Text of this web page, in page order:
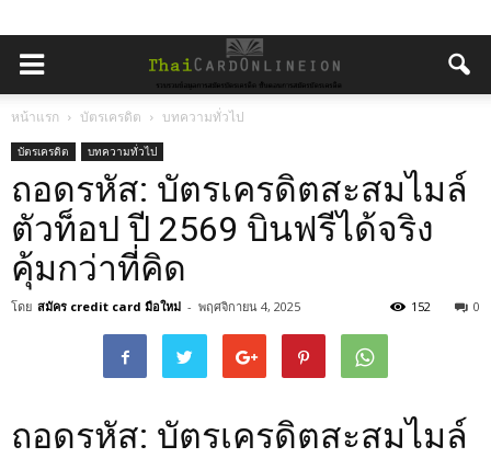
หน้าแรก บัตรเครดิต บทความทั่วไป
บัตรเครดิต บทความทั่วไป
ถอดรหัส: บัตรเครดิตสะสมไมล์
ตัวท็อป ปี 2569 บินฟรีได้จริง
คุ้มกว่าที่คิด
โดย สมัคร credit card มือใหม่ - พฤศจิกายน 4, 2025 0
152
ถอดรหัส: บัตรเครดิตสะสมไมล์